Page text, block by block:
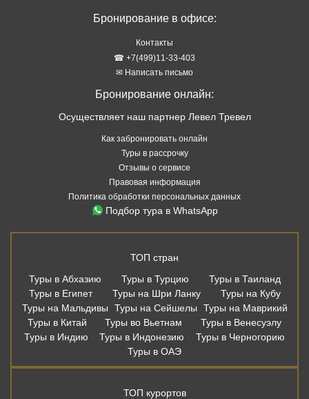
Бронирование в офисе:
Контакты
☎ +7(499)11-33-403
✉ Написать письмо
Бронирование онлайн:
Осуществляет наш партнер Левел Тревел
Как забронировать онлайн
Туры в рассрочку
Отзывы о сервисе
Правовая информация
Политика обработки персональных данных
Подбор тура в WhatsApp
ТОП стран
Туры в Абхазию
Туры в Турцию
Туры в Таиланд
Туры в Египет
Туры на Шри Ланку
Туры на Кубу
Туры на Мальдивы
Туры на Сейшелы
Туры на Маврикий
Туры в Китай
Туры во Вьетнам
Туры в Венесуэлу
Туры в Индию
Туры в Индонезию
Туры в Черногорию
Туры в ОАЭ
ТОП курортов